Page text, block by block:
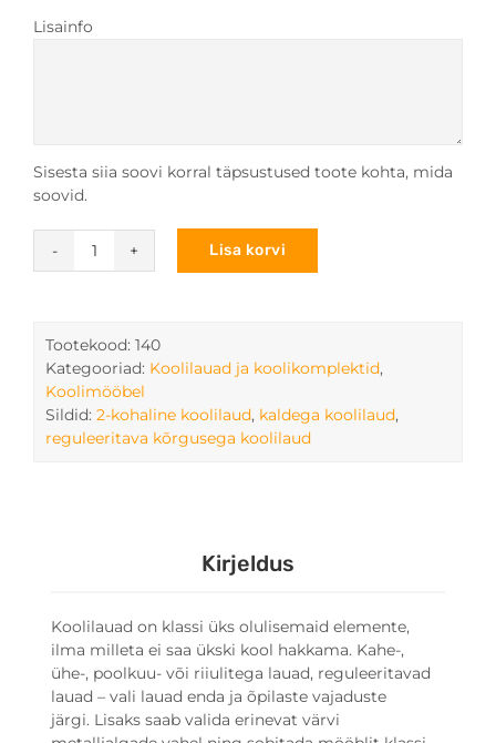
Lisainfo
Sisesta siia soovi korral täpsustused toote kohta, mida
soovid.
Mudel
4-
6
kogus
Lisa korvi
Tootekood: 140
Kategooriad: Koolilauad ja koolikomplektid,
Koolimööbel
Sildid: 2-kohaline koolilaud, kaldega koolilaud,
reguleeritava kõrgusega koolilaud
Kirjeldus
Koolilauad on klassi üks olulisemaid elemente,
ilma milleta ei saa ükski kool hakkama. Kahe-,
ühe-, poolkuu- või riiulitega lauad, reguleeritavad
lauad – vali lauad enda ja õpilaste vajaduste
järgi. Lisaks saab valida erinevat värvi